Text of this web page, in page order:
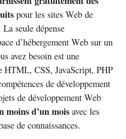
pour les sites Web de
seule dépense
d’hébergement Web sur un
avez besoin est une
HTML, CSS, JavaScript, PHP
de développement
de développement Web
moins d’un mois avec les
de connaissances.